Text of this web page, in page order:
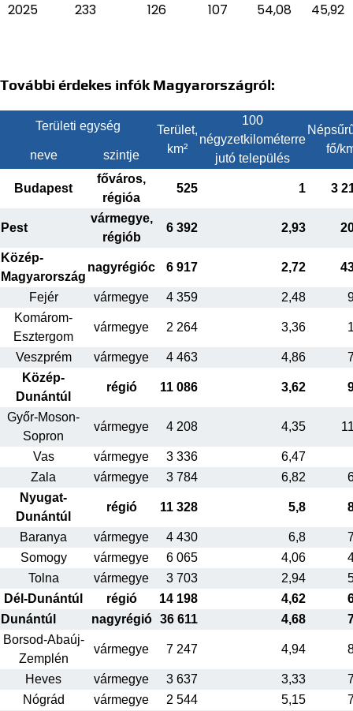
2025
233 126 107 54,08 45,92
További érdekes infók Magyarországról:
Területi egység
Terület,
km²
100
négyzetkilométerre
jutó település
fő/
neve szintje
Budapest
főváros,
régióa
525 1 3
Pest
vármegye,
régiób
6 392 2,93
Közép-
Magyarország
nagyrégióc 6 917 2,72
Fejér vármegye 4 359 2,48
Komárom-
Esztergom
vármegye 2 264 3,36
Veszprém vármegye 4 463 4,86
Közép-
Dunántúl
régió 11 086 3,62
Győr-Moson-
Sopron
vármegye 4 208 4,35
Vas vármegye 3 336
6,47
Zala
vármegye 3 784 6,82
Nyugat-
Dunántúl
régió 11 328 5,8
Baranya vármegye 4 430 6,8
Somogy
vármegye 6 065 4,06
Tolna
vármegye 3 703 2,94
Dél-Dunántúl
régió 14 198 4,62
Dunántúl
nagyrégió 36 611 4,68
Borsod-Abaúj-
Zemplén
vármegye 7 247 4,94
Heves vármegye 3 637 3,33
Nógrád
vármegye 2 544 5,15